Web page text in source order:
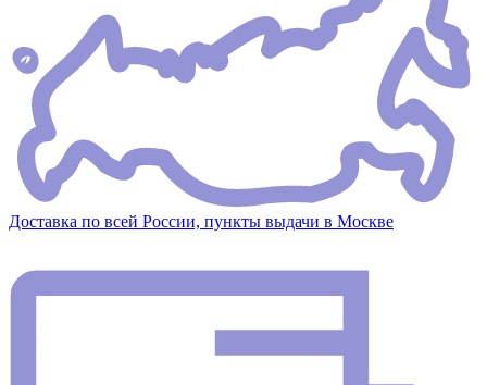
Доставка по всей России, пункты выдачи в Москве